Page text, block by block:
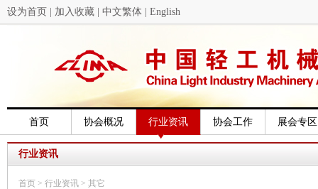
设为首页 加入收藏 中文繁体 English
首页 协会概况 行业资讯 协会工作 展会专区
行业资讯
首页 > 行业资讯 > 其它